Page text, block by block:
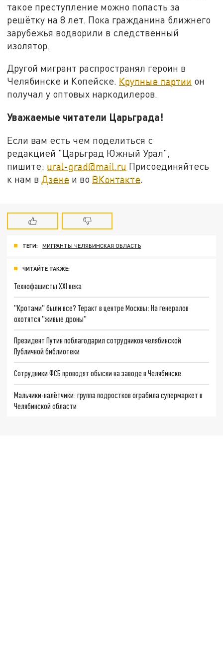
такое преступление можно попасть за
решётку на 8 лет. Пока гражданина ближнего
зарубежья водворили в следственный
изолятор.
Другой мигрант распространял героин в
Челябинске и Копейске. Крупные партии он
получал у оптовых наркодилеров.
Уважаемые читатели Царьграда!
Если вам есть чем поделиться с
редакцией "Царьград Южный Урал",
пишите: ural-grad@mail.ru Присоединяйтесь
к нам в Дзене и во ВКонтакте.
ТЕГИ: МИГРАНТЫ ЧЕЛЯБИНСКАЯ ОБЛАСТЬ
ЧИТАЙТЕ ТАКЖЕ:
Технофашисты XXI века
"Кротами" были все? Теракт в центре Москвы: На генералов
охотятся "живые дроны"
Президент Путин поблагодарил сотрудников челябинской
Публичной библиотеки
Сотрудники ФСБ проводят обыски на заводе в Челябинске
Мальчики-налётчики: группа подростков ограбила супермаркет в
Челябинской области